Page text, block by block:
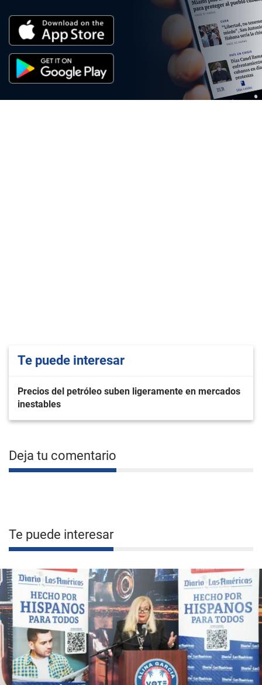
Te puede interesar
Precios del petróleo suben ligeramente en mercados
inestables
Deja tu comentario
Te puede interesar